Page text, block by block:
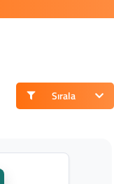
Sırala